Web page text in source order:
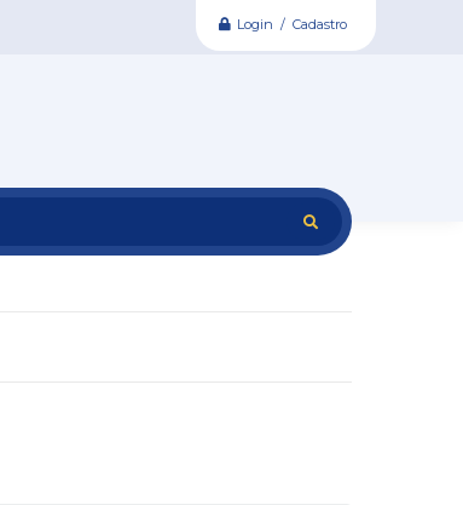
Login / Cadastro